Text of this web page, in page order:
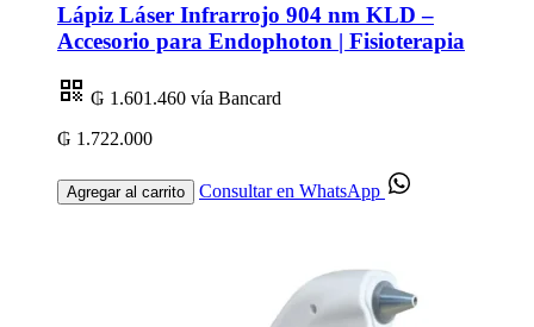
Lápiz Láser Infrarrojo 904 nm KLD –
Accesorio para Endophoton | Fisioterapia
₲ 1.601.460 vía Bancard
₲ 1.722.000
Agregar al carrito Consultar en WhatsApp